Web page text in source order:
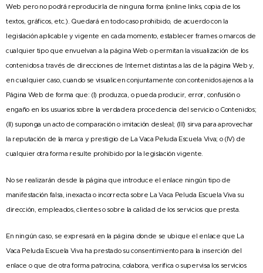
Web pero no podrá reproducirla de ninguna forma (online links, copia de los
textos, gráficos, etc.). Quedará en todo caso prohibido, de acuerdo con la
legislación aplicable y vigente en cada momento, establecer frames o marcos de
cualquier tipo que envuelvan a la página Web o permitan la visualización de los
contenidos a través de direcciones de Internet distintas a las de la página Web y,
en cualquier caso, cuando se visualicen conjuntamente con contenidos ajenos a la
Página Web de forma que: (I) produzca, o pueda producir, error, confusión o
engaño en los usuarios sobre la verdadera procedencia del servicio o Contenidos;
(II) suponga un acto de comparación o imitación desleal; (III) sirva para aprovechar
la reputación de la marca y prestigio de La Vaca Peluda Escuela Viva; o (IV) de
cualquier otra forma resulte prohibido por la legislación vigente.
No se realizarán desde la página que introduce el enlace ningún tipo de
manifestación falsa, inexacta o incorrecta sobre La Vaca Peluda Escuela Viva su
dirección, empleados, clientes o sobre la calidad de los servicios que presta.
En ningún caso, se expresará en la página donde se ubique el enlace que La
Vaca Peluda Escuela Viva ha prestado su consentimiento para la inserción del
enlace o que de otra forma patrocina, colabora, verifica o supervisa los servicios